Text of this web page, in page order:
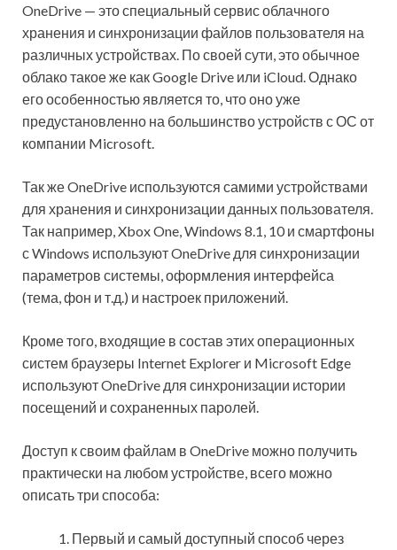
OneDrive — это специальный сервис облачного
хранения и синхронизации файлов пользователя на
различных устройствах. По своей сути, это обычное
облако такое же как Google Drive или iCloud. Однако
его особенностью является то, что оно уже
предустановленно на большинство устройств с ОС от
компании Microsoft.
Так же OneDrive используются самими устройствами
для хранения и синхронизации данных пользователя.
Так например, Xbox One, Windows 8.1, 10 и смартфоны
с Windows используют OneDrive для синхронизации
параметров системы, оформления интерфейса
(тема, фон и т.д.) и настроек приложений.
Кроме того, входящие в состав этих операционных
систем браузеры Internet Explorer и Microsoft Edge
используют OneDrive для синхронизации истории
посещений и сохраненных паролей.
Доступ к своим файлам в OneDrive можно получить
практически на любом устройстве, всего можно
описать три способа:
Первый и самый доступный способ через